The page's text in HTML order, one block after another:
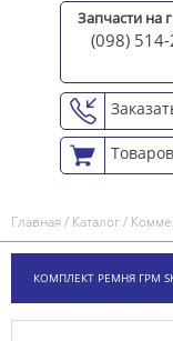
Запчасти на
(098)
Главная/ Каталог/
КОМПЛЕКТ РЕМНЯ ГРМ